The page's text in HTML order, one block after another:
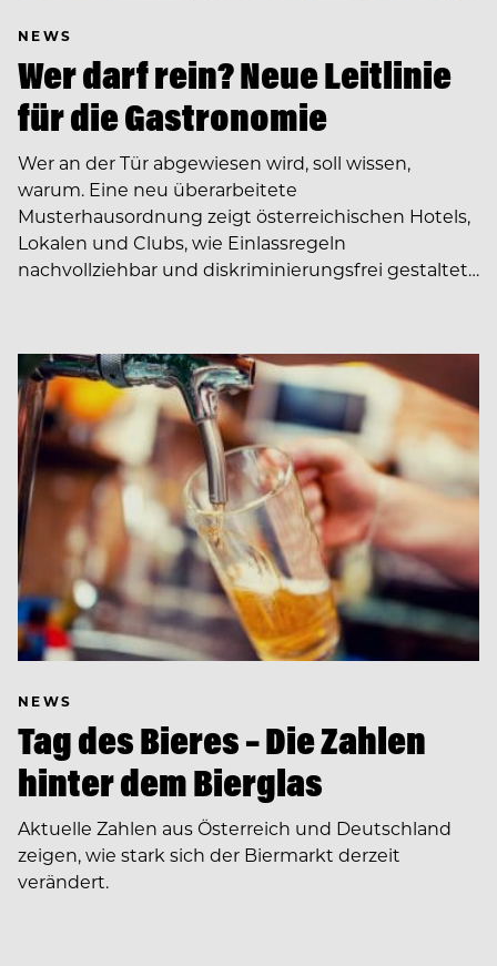
NEWS
Wer darf rein? Neue Leitlinie
für die Gastronomie
Wer an der Tür abgewiesen wird, soll wissen,
warum. Eine neu überarbeitete
Musterhausordnung zeigt österreichischen Hotels,
Lokalen und Clubs, wie Einlassregeln
nachvollziehbar und diskriminierungsfrei gestaltet…
NEWS
Tag des Bieres – Die Zahlen
hinter dem Bierglas
Aktuelle Zahlen aus Österreich und Deutschland
zeigen, wie stark sich der Biermarkt derzeit
verändert.